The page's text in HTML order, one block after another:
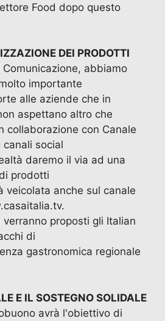
Food dopo questo
DEI PRODOTTI
abbiamo
importante
alle aziende che in
aspettano altro che
collaborazione con Canale
social
daremo il via ad una
prodotti
veicolata anche sul canale
proposti gli Italian
di
gastronomica regionale
E IL SOSTEGNO SOLIDALE
avrà l'obiettivo di